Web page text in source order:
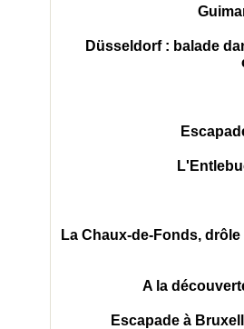
Düsseldorf : balade
La Chaux-de-Fonds,
A la
Escapade à